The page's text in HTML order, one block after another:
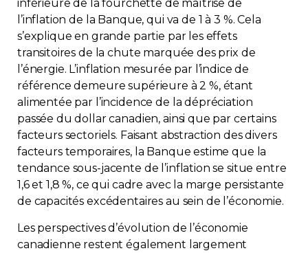
FAQ
Zone Membres
Contact
Adhésion
inférieure de la fourchette de maîtrise de
l’inflation de la Banque, qui va de 1 à 3 %. Cela
s’explique en grande partie par les effets
transitoires de la chute marquée des prix de
l’énergie. L’inflation mesurée par l’indice de
référence demeure supérieure à 2 %, étant
alimentée par l’incidence de la dépréciation
passée du dollar canadien, ainsi que par certains
facteurs sectoriels. Faisant abstraction des divers
facteurs temporaires, la Banque estime que la
tendance sous-jacente de l’inflation se situe entre
1,6 et 1,8 %, ce qui cadre avec la marge persistante
de capacités excédentaires au sein de l’économie.
Les perspectives d’évolution de l’économie
canadienne restent également largement